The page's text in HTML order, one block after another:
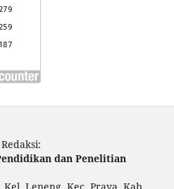
dan Penelitian
Leneng, Kec. Praya, Kab.